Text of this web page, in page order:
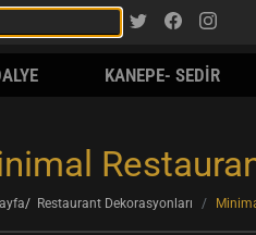
KANEPE- SEDİR
Restaurant Dekorasyonları